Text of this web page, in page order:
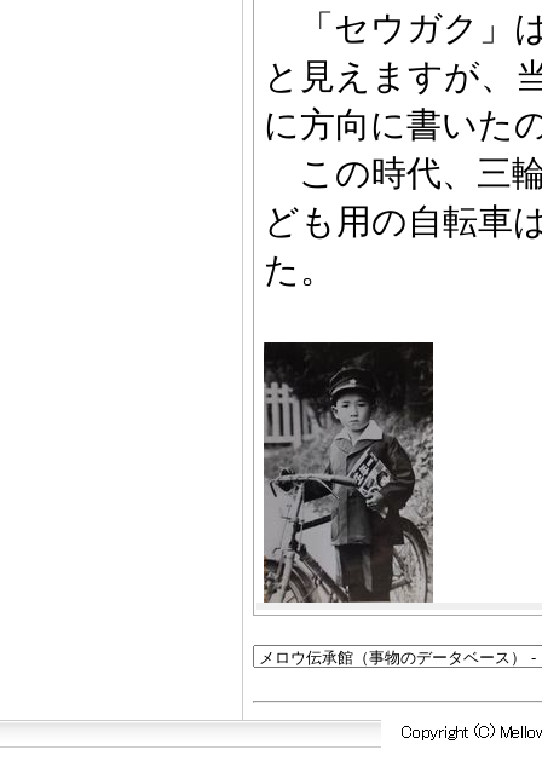
「セウガク」
と見えますが、
に方向に書いた
この時代、三
ども用の自転車
た。